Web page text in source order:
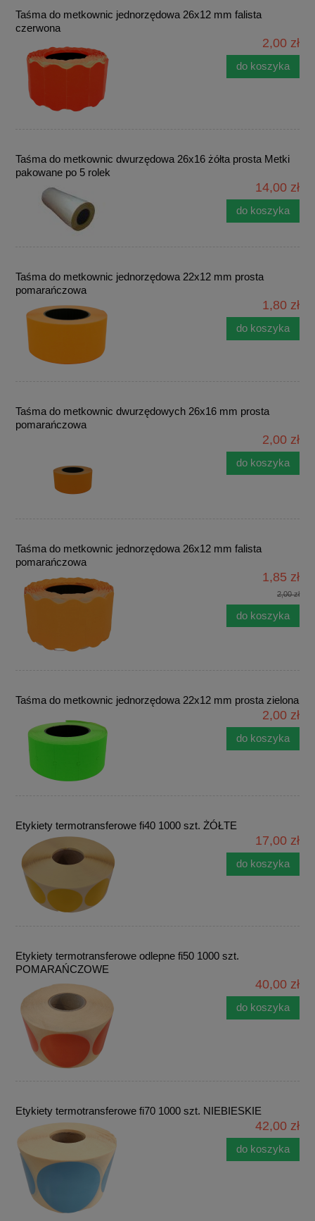
Taśma do metkownic jednorzędowa 26x12 mm falista
czerwona
2,00 zł
do koszyka
Taśma do metkownic dwurzędowa 26x16 żółta prosta Metki
pakowane po 5 rolek
14,00 zł
do koszyka
Taśma do metkownic jednorzędowa 22x12 mm prosta
pomarańczowa
1,80 zł
do koszyka
Taśma do metkownic dwurzędowych 26x16 mm prosta
pomarańczowa
2,00 zł
do koszyka
Taśma do metkownic jednorzędowa 26x12 mm falista
pomarańczowa
1,85 zł
2,00 zł
do koszyka
Taśma do metkownic jednorzędowa 22x12 mm prosta zielona
2,00 zł
do koszyka
Etykiety termotransferowe fi40 1000 szt. ŻÓŁTE
17,00 zł
do koszyka
Etykiety termotransferowe odlepne fi50 1000 szt.
POMARAŃCZOWE
40,00 zł
do koszyka
Etykiety termotransferowe fi70 1000 szt. NIEBIESKIE
42,00 zł
do koszyka